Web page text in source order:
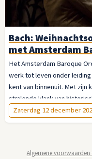
Bach:
met Amsterdam
Het Amsterdam Baroque
werk tot leven onder leiding
kent van binnenuit. Met zijn
stralende klank van
de vanzelfsprekendheid
de jubelende
Zaterdag 12 december
Algemene voorwaarden